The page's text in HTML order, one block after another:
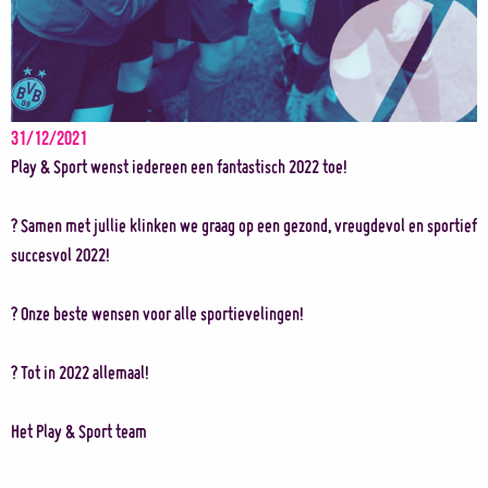
31/12/2021
Play & Sport wenst iedereen een fantastisch 2022 toe!
? Samen met jullie klinken we graag op een gezond, vreugdevol en sportief
succesvol 2022!
? Onze beste wensen voor alle sportievelingen!
? Tot in 2022 allemaal!
Het Play & Sport team